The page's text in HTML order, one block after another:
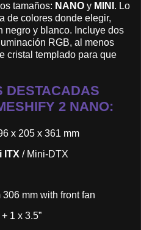
tamaños: NANO y MINI . Lo
de colores donde elegir,
negro y blanco. Incluye dos
RGB, al menos
cristal templado para que
DESTACADAS
2 NANO:
x 205 x 361 mm
ITX / Mini-DTX
mm with front fan
1 x 3.5”